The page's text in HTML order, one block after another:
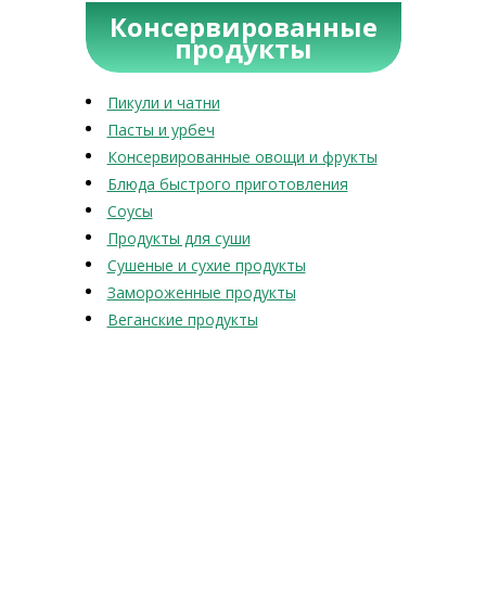
Консервированные
продукты
Пикули и чатни
Пасты и урбеч
Консервированные овощи и фрукты
Блюда быстрого приготовления
Соусы
Продукты для суши
Сушеные и сухие продукты
Замороженные продукты
Веганские продукты